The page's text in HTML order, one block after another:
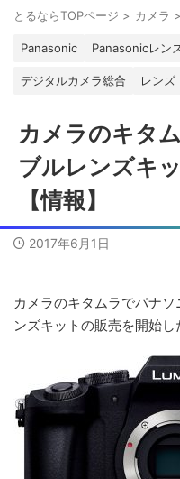
とるならTOPページ > カメラ >
Panasonic Panasonicレン
デジタルカメラ総合 レンズ
カメラのキタ
ブルレンズキ
【情報】
2017年6月1日
カメラのキタムラでパナ
ンズキットの販売を開始し